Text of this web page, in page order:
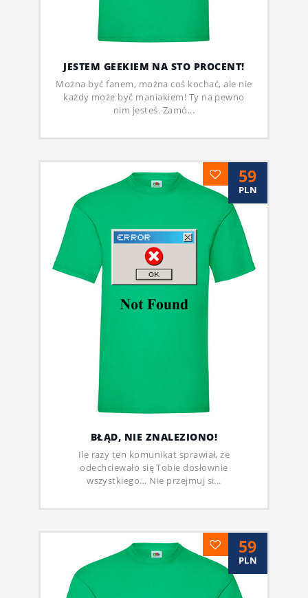
JESTEM GEEKIEM NA STO PROCENT!
Można być fanem, można coś kochać, ale nie
każdy może być maniakiem! Ty na pewno
nim jesteś. Zamó...
59
PLN
BŁĄD, NIE ZNALEZIONO!
Ile razy ten komunikat sprawiał, że
odechciewało się Tobie dosłownie
wszystkiego… Nie przejmuj si...
59
PLN